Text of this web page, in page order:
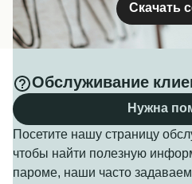
Скачать
Обслуживание
Посетите нашу страницу
чтобы найти полезную
пароме, наши часто
Нужна